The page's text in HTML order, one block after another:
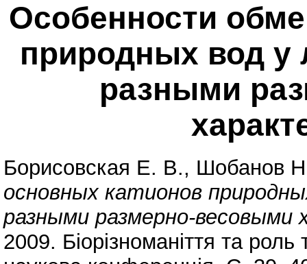
Особенности
природных вод у
разными
Борисовская Е. В., Шобанов
основных катионов
разными размерно-весовыми
2009. Біорізноманіття та